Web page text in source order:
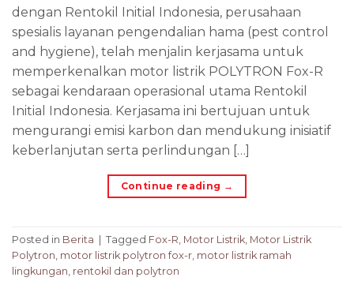
dengan Rentokil Initial Indonesia, perusahaan
spesialis layanan pengendalian hama (pest control
and hygiene), telah menjalin kerjasama untuk
memperkenalkan motor listrik POLYTRON Fox-R
sebagai kendaraan operasional utama Rentokil
Initial Indonesia. Kerjasama ini bertujuan untuk
mengurangi emisi karbon dan mendukung inisiatif
keberlanjutan serta perlindungan […]
Continue reading →
Posted in Berita Tagged Fox-R, Motor Listrik, Motor Listrik
Polytron, motor listrik polytron fox-r, motor listrik ramah
lingkungan, rentokil dan polytron